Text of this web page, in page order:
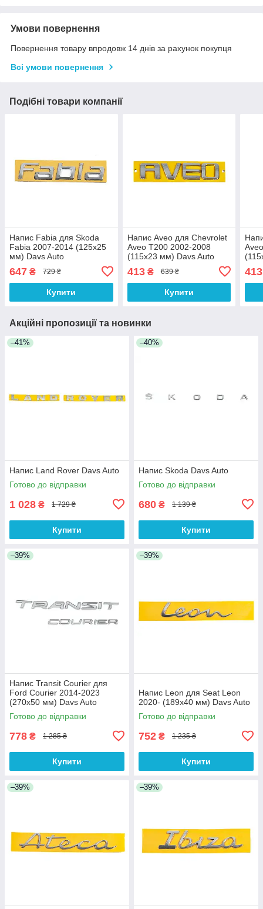
Умови повернення
Повернення товару впродовж 14 днів за рахунок покупця
Всі умови повернення
Подібні товари компанії
Напис Fabia для Skoda
Fabia 2007-2014 (125х25
мм) Davs Auto
647 ₴ 729 ₴
Купити
Напис Aveo для Chevrolet
Aveo T200 2002-2008
(115х23 мм) Davs Auto
413₴ 639 ₴
Купити
413
Акційні пропозиції та новинки
–41%
Напис Land Rover Davs Auto
Готово до відправки
1 028 ₴ 1 729 ₴
Купити
–40%
Напис Skoda Davs Auto
Готово до відправки
680 ₴ 1 139 ₴
Купити
–39%
Напис Transit Courier для
Ford Courier 2014-2023
(270х50 мм) Davs Auto
Готово до відправки
778 ₴ 1 285 ₴
Купити
–39%
Напис Leon для Seat Leon
2020- (189х40 мм) Davs Auto
Готово до відправки
752 ₴ 1 235 ₴
Купити
–39% –39%